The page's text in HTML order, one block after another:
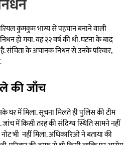
कुमकुम भाग्य से पहचान बनाने वाली
हो गया. वह २२ वर्ष की थी. घटना के बाद
संचिता के अचानक निधन से उनके परिवार,
की जाँच
में मिला. सूचना मिलते ही पुलिस की टीम
में किसी तरह की संदिग्ध स्थिति सामने नहीं
भी नहीं मिला. अधिकारिओ ने बताया की